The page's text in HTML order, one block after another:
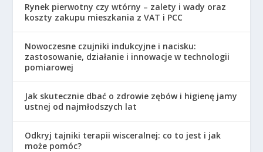
Rynek pierwotny czy wtórny – zalety i wady oraz
koszty zakupu mieszkania z VAT i PCC
Nowoczesne czujniki indukcyjne i nacisku:
zastosowanie, działanie i innowacje w technologii
pomiarowej
Jak skutecznie dbać o zdrowie zębów i higienę jamy
ustnej od najmłodszych lat
Odkryj tajniki terapii wisceralnej: co to jest i jak
może pomóc?